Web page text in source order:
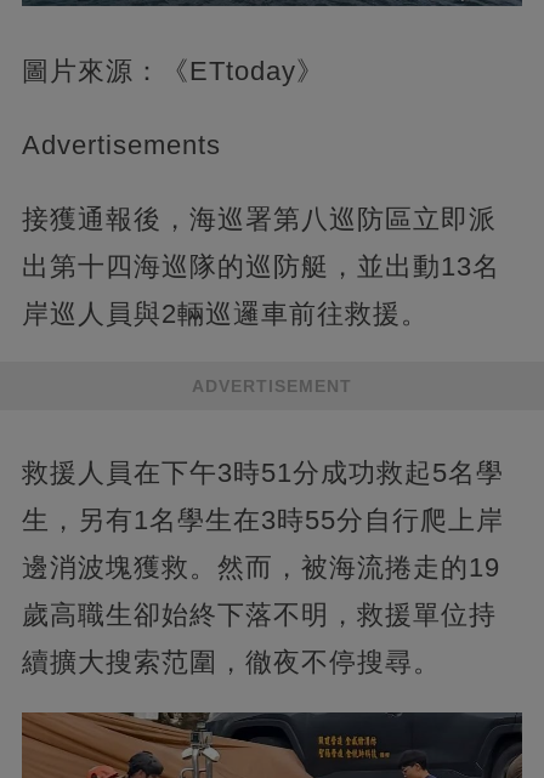
圖片來源：《ETtoday》
Advertisements
接獲通報後，海巡署第八巡防區立即派
出第十四海巡隊的巡防艇，並出動13名
岸巡人員與2輛巡邏車前往救援。
ADVERTISEMENT
救援人員在下午3時51分成功救起5名學
生，另有1名學生在3時55分自行爬上岸
邊消波塊獲救。然而，被海流捲走的19
歲高職生卻始終下落不明，救援單位持
續擴大搜索范圍，徹夜不停搜尋。